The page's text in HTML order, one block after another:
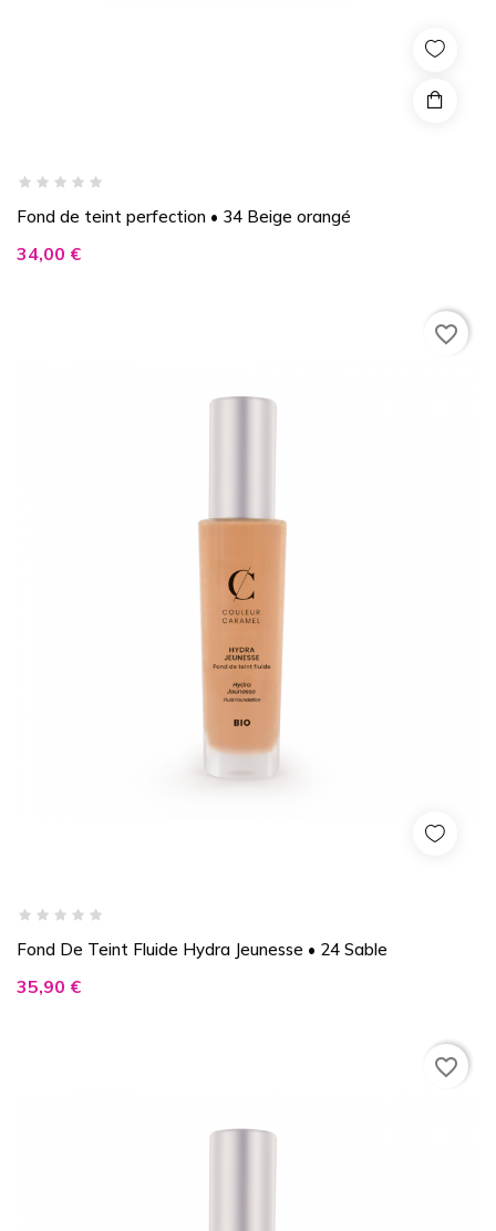
Fond de teint perfection • 34 Beige orangé
Prix
34,00 €
Fond De Teint Fluide Hydra Jeunesse • 24 Sable
Prix
35,90 €
favorite_border
favorite_border